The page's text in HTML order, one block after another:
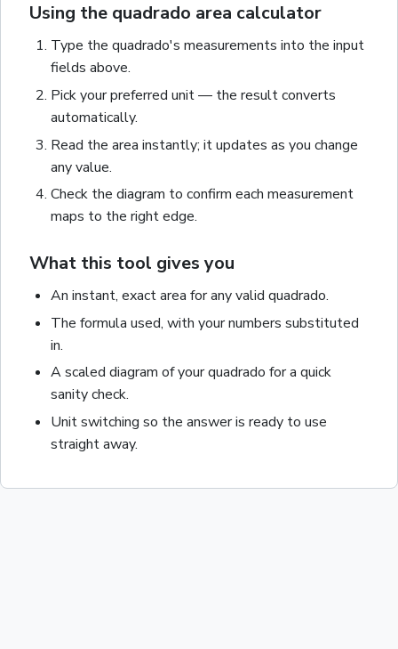
Using the quadrado area calculator
Type the quadrado's measurements into the input
fields above.
Pick your preferred unit — the result converts
automatically.
Read the area instantly; it updates as you change
any value.
Check the diagram to confirm each measurement
maps to the right edge.
What this tool gives you
An instant, exactarea for any valid quadrado.
The formula used, with your numbers substituted
in.
A scaled diagram of yourquadrado for a quick
sanity check.
Unit switching so the answer is ready to use
straight away.